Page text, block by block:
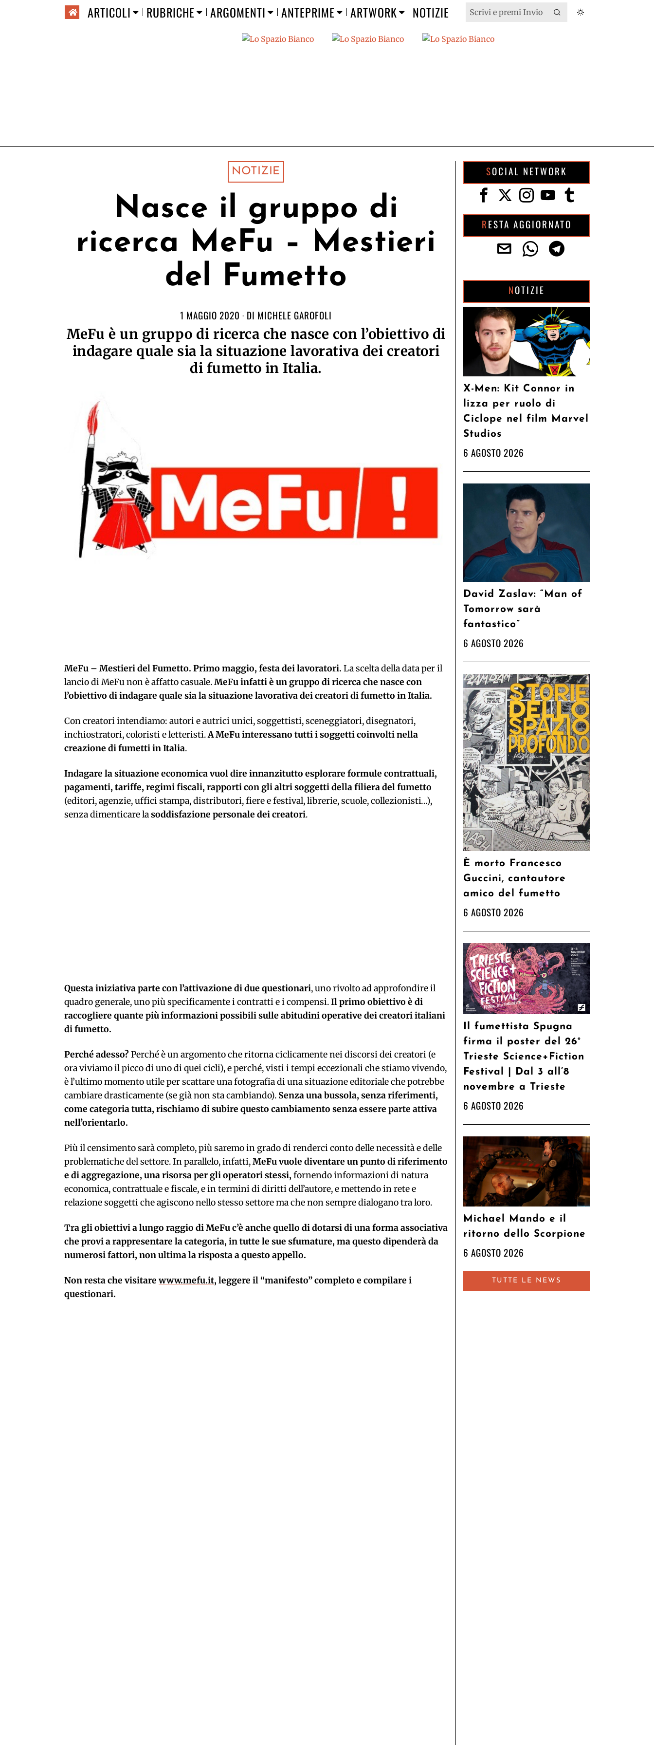
ARTICOLI RUBRICHE ARGOMENTI ANTEPRIME ARTWORK NOTIZIE
NOTIZIE
Nasce il gruppo di
ricerca MeFu – Mestieri
del Fumetto
1 MAGGIO 2020 DI MICHELE GAROFOLI
MeFu è un gruppo di ricerca che nasce con l’obiettivo di
indagare quale sia la situazione lavorativa dei creatori
di fumetto in Italia.
MeFu – Mestieri del Fumetto. Primo maggio, festa dei lavoratori. La scelta della data per il
lancio di MeFu non è affatto casuale.MeFu infatti è un gruppo di ricerca che nasce con
l’obiettivo di indagare quale sia la situazione lavorativa dei creatori di fumetto in Italia.
Con creatori intendiamo: autori e autrici unici, soggettisti, sceneggiatori, disegnatori,
inchiostratori, coloristi e letteristi.A MeFu interessano tutti i soggetti coinvolti nella
creazione di fumetti in Italia.
Indagare la situazione economica vuol dire innanzitutto esplorare formule contrattuali,
pagamenti, tariffe, regimi fiscali, rapporti con gli altri soggetti della filiera del fumetto
(editori, agenzie, uffici stampa, distributori, fiere e festival, librerie, scuole, collezionisti…),
senza dimenticare lasoddisfazione personale dei creatori.
Questa iniziativa parte con l’attivazione di due questionari, uno rivolto ad approfondire il
quadro generale, uno più specificamente i contratti e i compensi.Il primo obiettivo è di
raccogliere quante più informazioni possibili sulle abitudini operative dei creatori italiani
di fumetto.
Perché adesso?Perché è un argomento che ritorna ciclicamente nei discorsi dei creatori (e
ora viviamo il picco di uno di quei cicli), e perché, visti i tempi eccezionali che stiamo vivendo,
è l’ultimo momento utile per scattare una fotografia di una situazione editoriale che potrebbe
cambiare drasticamente (se già non sta cambiando). Senza una bussola, senza riferimenti,
come categoria tutta, rischiamo di subire questo cambiamento senza essere parte attiva
nell’orientarlo.
Più il censimento sarà completo, più saremo in grado di renderci conto delle necessità e delle
problematiche del settore. In parallelo, infatti,MeFu vuole diventare un punto di riferimento
e di aggregazione, una risorsa per gli operatori stessi, fornendo informazioni di natura
economica, contrattuale e fiscale, e in termini di diritti dell’autore, e mettendo in rete e
relazione soggetti che agiscono nello stesso settore ma che non sempre dialogano tra loro.
Tra gli obiettivi a lungo raggio di MeFu c’è anche quello di dotarsi di una forma associativa
che provi a rappresentare la categoria, in tutte le sue sfumature, ma questo dipenderà da
numerosi fattori, non ultima la risposta a questo appello.
Non resta che visitare www.mefu.it, leggere il “manifesto” completo e compilare i
questionari.
SOCIAL NETWORK
RESTA AGGIORNATO
NOTIZIE
X-Men: Kit Connor in
lizza per ruolo di
Ciclope nel film Marvel
Studios
6 AGOSTO 2026
David Zaslav: “Man of
Tomorrow sarà
fantastico”
6 AGOSTO 2026
È morto Francesco
Guccini, cantautore
amico del fumetto
6 AGOSTO 2026
Il fumettista Spugna
firma il poster del 26°
Trieste Science+Fiction
Festival | Dal 3 all’8
novembre a Trieste
6 AGOSTO 2026
Michael Mando e il
ritorno dello Scorpione
6 AGOSTO 2026
TUTTE LE NEWS